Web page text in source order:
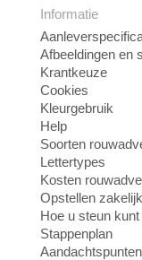
Informatie
Afbeeldingen en
Krantkeuze
Cookies
Kleurgebruik
Help
Soorten
Lettertypes
Kosten
Opstellen
Hoe u steun
Stappenplan
Aandachtspunten